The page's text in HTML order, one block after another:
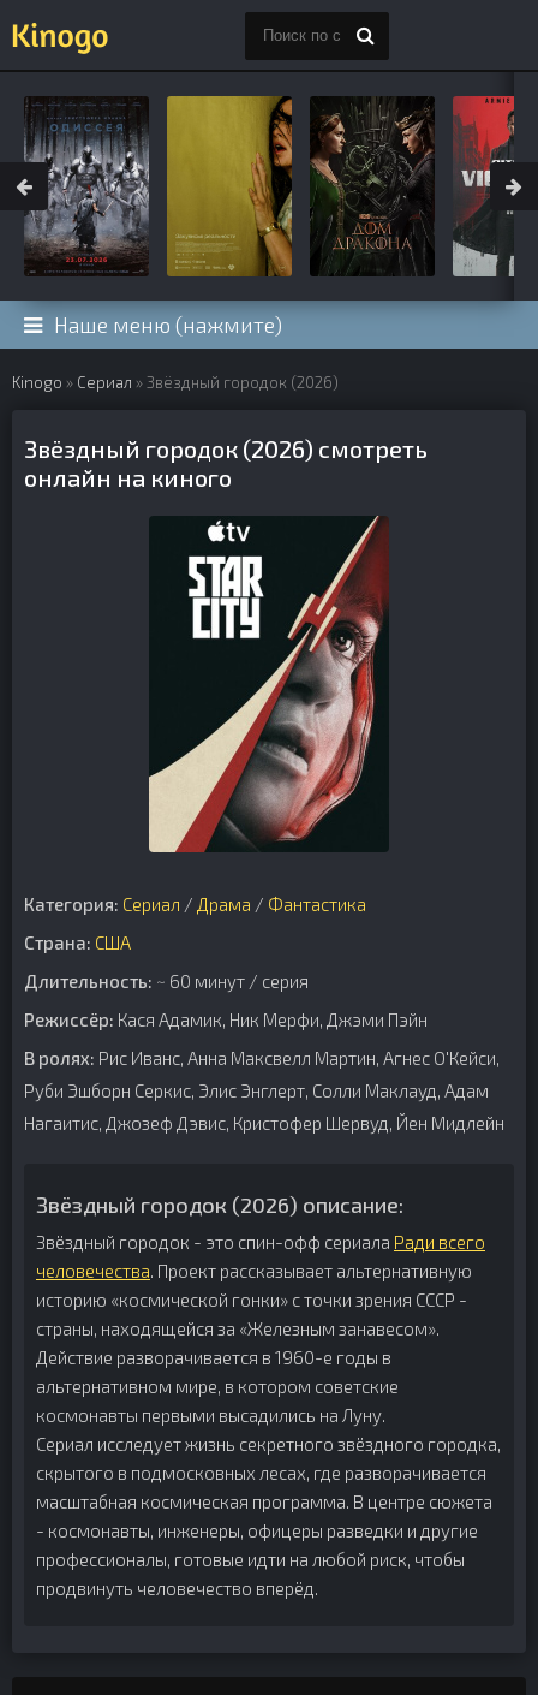
Наше меню (нажмите)
Kinogo » Сериал » Звёздный городок (2026)
Звёздный городок (2026) смотреть
онлайн на киного
Категория: Сериал / Драма / Фантастика
Страна: США
Длительность: ~ 60 минут / серия
Режиссёр: Кася Адамик, Ник Мерфи, Джэми Пэйн
В ролях: Рис Иванс, Анна Максвелл Мартин, Агнес О'Кейси,
Руби Эшборн Серкис, Элис Энглерт, Солли Маклауд, Адам
Нагаитис, Джозеф Дэвис, Кристофер Шервуд, Йен Мидлейн
Звёздный городок (2026) описание:
Звёздный городок - это спин-офф сериала Ради всего
человечества. Проект рассказывает альтернативную
историю «космической гонки» с точки зрения СССР -
страны, находящейся за «Железным занавесом».
Действие разворачивается в 1960-е годы в
альтернативном мире, в котором советские
космонавты первыми высадились на Луну.
Сериал исследует жизнь секретного звёздного городка,
скрытого в подмосковных лесах, где разворачивается
масштабная космическая программа. В центре сюжета
- космонавты, инженеры, офицеры разведки и другие
профессионалы, готовые идти на любой риск, чтобы
продвинуть человечество вперёд.